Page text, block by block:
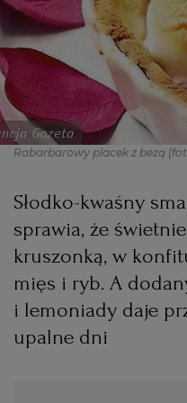
KUCHNIA
KUCHNIA
FIT
BEZ
Rabarbarowy placek z bezą
Słodko-kwaśny
sprawia, że
kruszonką, w
mięs i ryb. A
i lemoniady daje
upalne dni